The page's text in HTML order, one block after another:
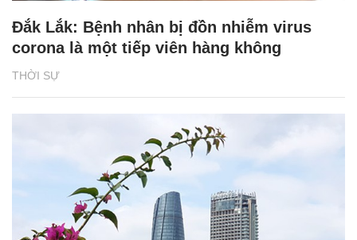
THỜI SỰ
Đắk Lắk: Bệnh nhân bị đồn nhiễm virus
corona là một tiếp viên hàng không